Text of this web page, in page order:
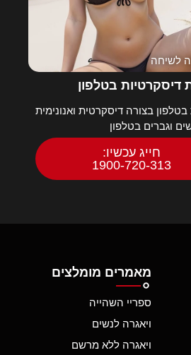
לשיחה
דיסקרטיות בטלפון
בטלפון בצורה דיסקרטית ואנונימית
וגברים בטלפון
חייג עכשיו:
1900-720-313
מאמרים מומלצים
ספריי השהייה
ויאגרה לנשים
ויאגרה ללא מרשם